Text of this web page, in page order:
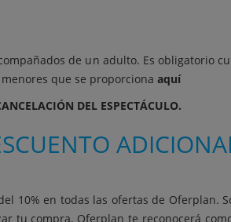
de un adulto. Es obligatorio
que se proporciona aquí
DEL ESPECTÁCULO.
10% en todas las ofertas de Oferplan.
tu compra, Oferplan te reconocerá